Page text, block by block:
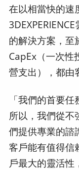
在以相當快的速
的解決方案，至
CapEx（一次性
營支出），都由
「我們的首要
所以，我們從不
們提供專業的諮
客戶能有值得信
戶最大的靈活